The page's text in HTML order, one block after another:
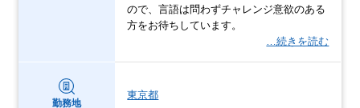
ので、言語は問わずチャレンジ意欲のある
方をお待ちしています。
…続きを読む
勤務地
東京都